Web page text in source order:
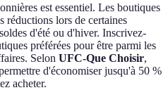
est essentiel. Les boutiques
réductions lors de certaines
d'été ou d'hiver. Inscrivez-
préférées pour être parmi les
Selon UFC-Que Choisir,
d'économiser jusqu'à 50 %
acheter.